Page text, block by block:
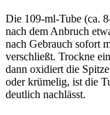
Die 109-ml-Tube (ca.
nach dem Anbruch
nach Gebrauch sofort
verschließt. Trockne
dann oxidiert die
oder krümelig, ist die
deutlich nachlässt.